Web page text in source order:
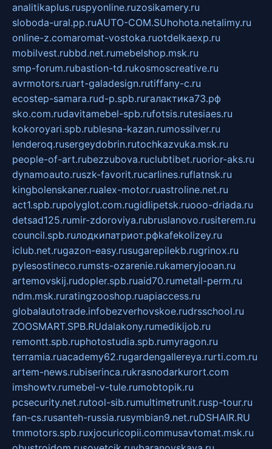
analitikaplus.ruspyonline.ruzosikamery.ru
sloboda-ural.pp.ruAUTO-COM.SUhohota.netalimy.ru
online-z.comaromat-vostoka.ruotdelkaexp.ru
mobilvest.rubbd.net.rumebelshop.msk.ru
smp-forum.rubastion-td.rukosmoscreative.ru
avrmotors.ruart-galadesign.rutiffany-c.ru
ecostep-samara.rud-p.spb.ruгалактика73.рф
sko.com.rudavitamebel-spb.rufotsis.rutesiaes.ru
kokoroyari.spb.rublesna-kazan.rumossilver.ru
lenderoq.rusergeydobrin.rutochkazvuka.msk.ru
people-of-art.rubezzubova.ruclubtibet.ruorior-aks.ru
dynamoauto.ruszk-favorit.rucarlines.ruflatnsk.ru
kingbolenskaner.rualex-motor.ruastroline.net.ru
act1.spb.rupolyglot.com.rugidlipetsk.ruooo-driada.ru
detsad125.rumir-zdoroviya.rubruslanovo.rusiterem.ru
council.spb.ruлодкипатриот.рфkafekolizey.ru
iclub.net.rugazon-easy.rusugarepilekb.rugrinox.ru
pylesostineco.rumsts-ozarenie.rukameryjooan.ru
artemovskij.rudopler.spb.ruaid70.rumetall-perm.ru
ndm.msk.ruratingzooshop.ruapiaccess.ru
globalautotrade.infobezverhovskoe.rudrsschool.ru
ZOOSMART.SPB.RUdalakony.rumedikijob.ru
remontt.spb.ruphotostudia.spb.rumyragon.ru
terramia.ruacademy62.rugardengallereya.rurti.com.ru
artem-news.rubiserinca.rukrasnodarkurort.com
imshowtv.rumebel-v-tule.rumobtopik.ru
pcsecurity.net.rutool-sib.rumultimetrunit.rusp-tour.ru
fan-cs.rusanteh-russia.rusymbian9.net.ruDSHAIR.RU
tmmotors.spb.ruxjocuricopii.commusavtomat.msk.ru